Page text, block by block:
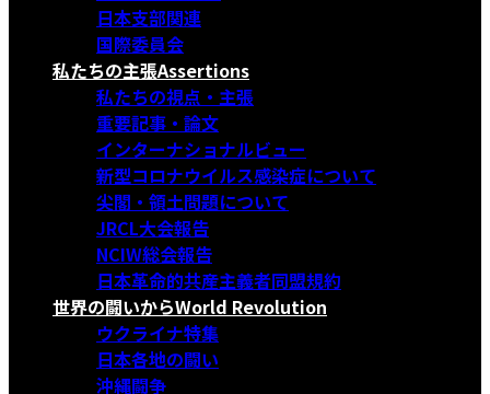
日本支部関連
国際委員会
私たちの主張Assertions
私たちの視点・主張
重要記事・論文
インターナショナルビュー
新型コロナウイルス感染症について
尖閣・領土問題について
JRCL大会報告
NCIW総会報告
日本革命的共産主義者同盟規約
世界の闘いからWorld Revolution
ウクライナ特集
日本各地の闘い
沖縄闘争